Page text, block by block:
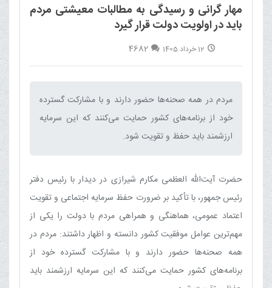
مهار گرانی و رسیدگی به مطالبات معیشتی مردم
باید در اولویت دولت قرار گیرد
12 خرداد 1405 4682
مردم در همه صحنه‌ها حضور دارند و با مشارکت گسترده
خود از برنامه‌های کشور حمایت می‌کنند که این سرمایه
ارزشمند باید حفظ و تقویت شود.‌
حضرت آیت‌الله العظمی مکارم شیرازی در دیدار با رئیس دفتر
رئیس جمهور، با تأکید بر ضرورت حفظ سرمایه اجتماعی و تقویت
اعتماد عمومی، هماهنگی و همراهی مردم با دولت را یکی از
مهم‌ترین عوامل موفقیت کشور دانسته و اظهار داشتند: مردم در
همه صحنه‌ها حضور دارند و با مشارکت گسترده خود از
برنامه‌های کشور حمایت می‌کنند که این سرمایه ارزشمند باید